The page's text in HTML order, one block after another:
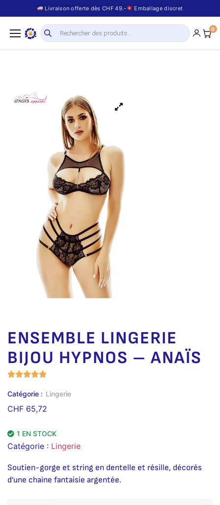
Livraison offerte dès CHF 49.- Emballage discret
0
ENSEMBLE LINGERIE
BIJOU HYPNOS – ANAÏS
Catégorie : Lingerie
CHF 65,72
1 EN STOCK
Catégorie : Lingerie
Soutien-gorge et string en dentelle et résille, décorés
d’une chaine fantaisie argentée.